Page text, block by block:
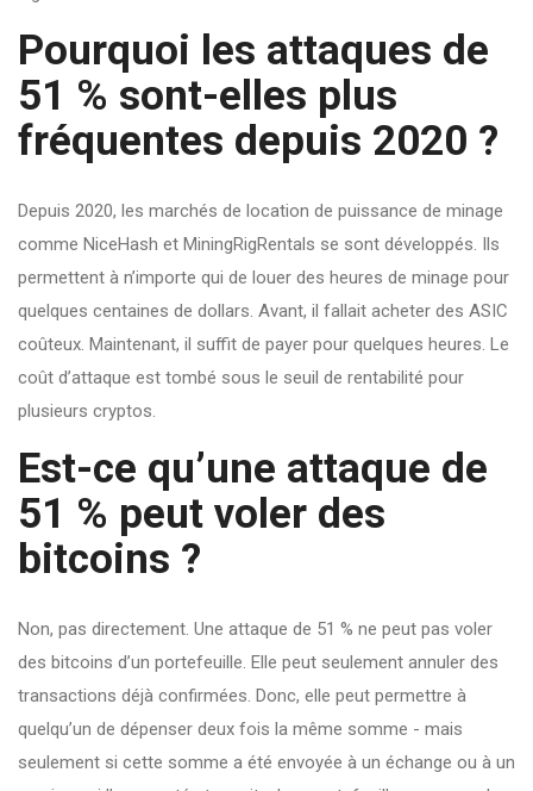
Pourquoi les attaques de
51 % sont-elles plus
fréquentes depuis 2020 ?
Depuis 2020, les marchés de location de puissance de minage
comme NiceHash et MiningRigRentals se sont développés. Ils
permettent à n’importe qui de louer des heures de minage pour
quelques centaines de dollars. Avant, il fallait acheter des ASIC
coûteux. Maintenant, il suffit de payer pour quelques heures. Le
coût d’attaque est tombé sous le seuil de rentabilité pour
plusieurs cryptos.
Est-ce qu’une attaque de
51 % peut voler des
bitcoins ?
Non, pas directement. Une attaque de 51 % ne peut pas voler
des bitcoins d’un portefeuille. Elle peut seulement annuler des
transactions déjà confirmées. Donc, elle peut permettre à
quelqu’un de dépenser deux fois la même somme - mais
seulement si cette somme a été envoyée à un échange ou à un